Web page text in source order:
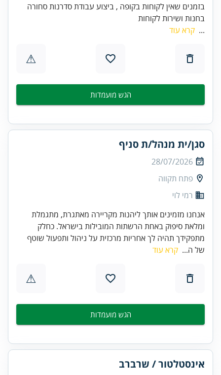
בזמנים שאין לקוחות בקופה , ביצוע עבודת סדרנות סחורה
בחנות ושירות לקוחות
... קרא עוד
⚠
הגש מועמדות
סגן/ית מנהל/ת סניף
28/07/2026
פתח תקווה
רמי לוי
אנחנו מזמינים אותך ליהנות מקריירה מאתגרת, מתגמלת
ומלאת סיפוק באחת הרשתות המובילות בישראל. כחלק
מתפקידך תהיה לך אחריות מרכזית על ניהול ותפעול שוטף
של ה... קרא עוד
⚠
הגש מועמדות
אינסטלטור / שרברב